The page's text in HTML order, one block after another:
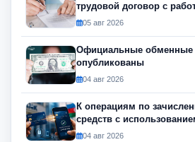
трудовой договор с
инвалидностью?
05 авг 2026
Официальные обменные
опубликованы
04 авг 2026
К операциям по
средств с
инструментов будет
04 авг 2026